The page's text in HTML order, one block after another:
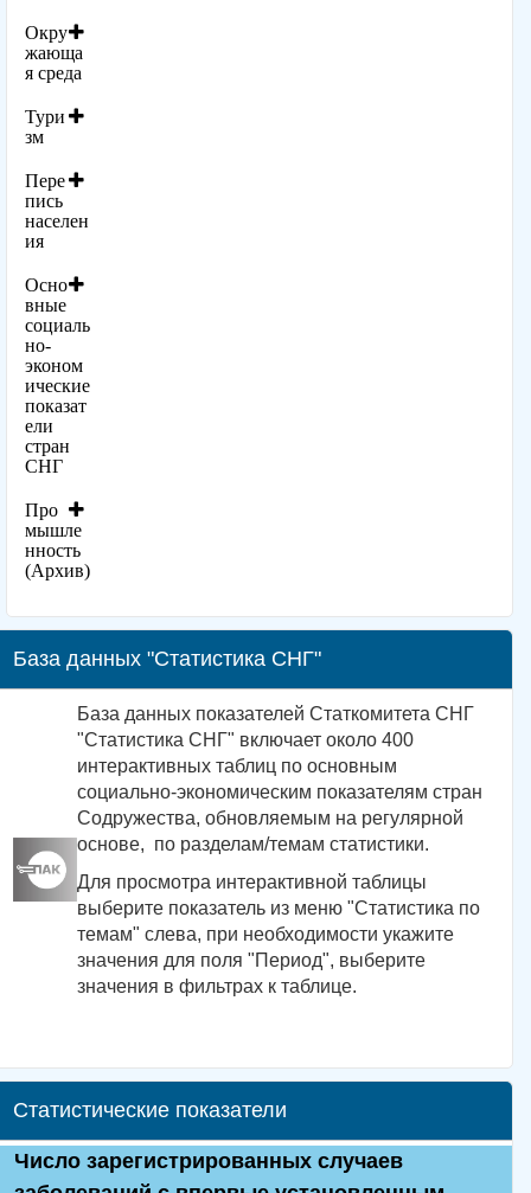
Окру
жающа
я среда
Тури
зм
Пере
пись
населен
ия
Осно
вные
социаль
но-
эконом
ические
показат
ели
стран
СНГ
Про
мышле
нность
(Архив)
База данных "Статистика СНГ"
База данных показателей Статкомитета СНГ
"Статистика СНГ" включает около 400
интерактивных таблиц по основным
социально-экономическим показателям стран
Содружества, обновляемым на регулярной
основе, по разделам/темам статистики.
Для просмотра интерактивной таблицы
выберите показатель из меню "Статистика по
темам" слева, при необходимости укажите
значения для поля "Период", выберите
значения в фильтрах к таблице.
Статистические показатели